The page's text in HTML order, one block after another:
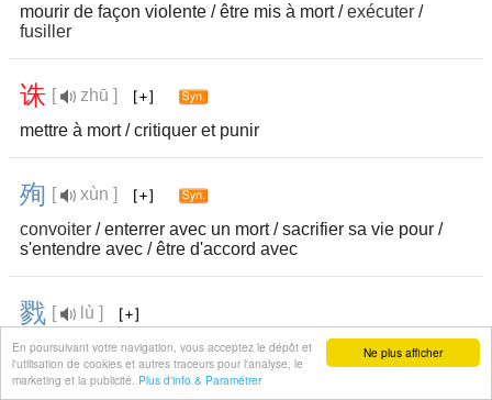
Ne plus afficher
En poursuivant votre navigation, vous acceptez le dépôt et
l'utilisation de cookies et autres traceurs pour l'analyse, le
marketing et la publicité. Plus d'info & Paramétrer
mourir de façon violente / être mis à mort /exécuter /
fusiller
诛 [
zhū ]
mettre à mort / critiquer et punir
殉 [
xùn ]
convoiter / enterrer avec un mort / sacrifier sa vie pour /
s'entendre avec / être d'accord avec
戮 [
lù ]
tuer/ mettre à mort / massacrer